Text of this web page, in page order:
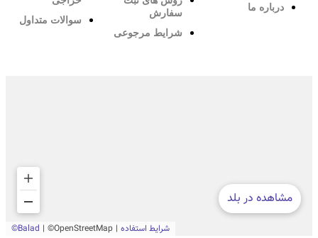
درباره ما
سفارش
شرایط مرجوعی
سوالات متداول